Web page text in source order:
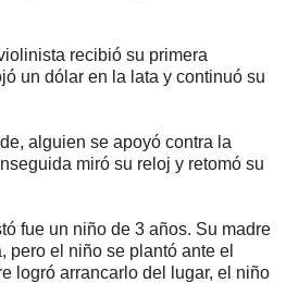
recibió su primera
un dólar en la lata y continuó su
alguien se apoyó contra la
miró su reloj y retomó su
fue un niño de 3 años. Su madre
pero el niño se plantó ante el
logró arrancarlo del lugar, el niño